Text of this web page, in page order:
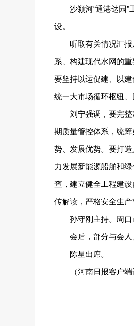
沙颍河“通港达园”工
设。
听取有关情况汇报后
系、构建现代水网的
要坚持以运促建、以
统一大市场循环枢纽、
刘宁强调，要完整准
期质量管控体系，统
势、发展优势。要打
力发展新能源船舶和
查，建立健全工程建
传解读，严格安全生产
孙守刚主持。周口市
会后，部分与会人员
陈星出席。
（河南日报客户端